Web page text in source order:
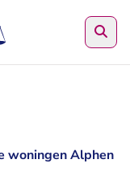
woningen Alphen